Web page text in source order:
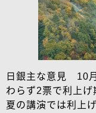
日銀主な意見 10
わらず2票で利上
夏の講演では利上